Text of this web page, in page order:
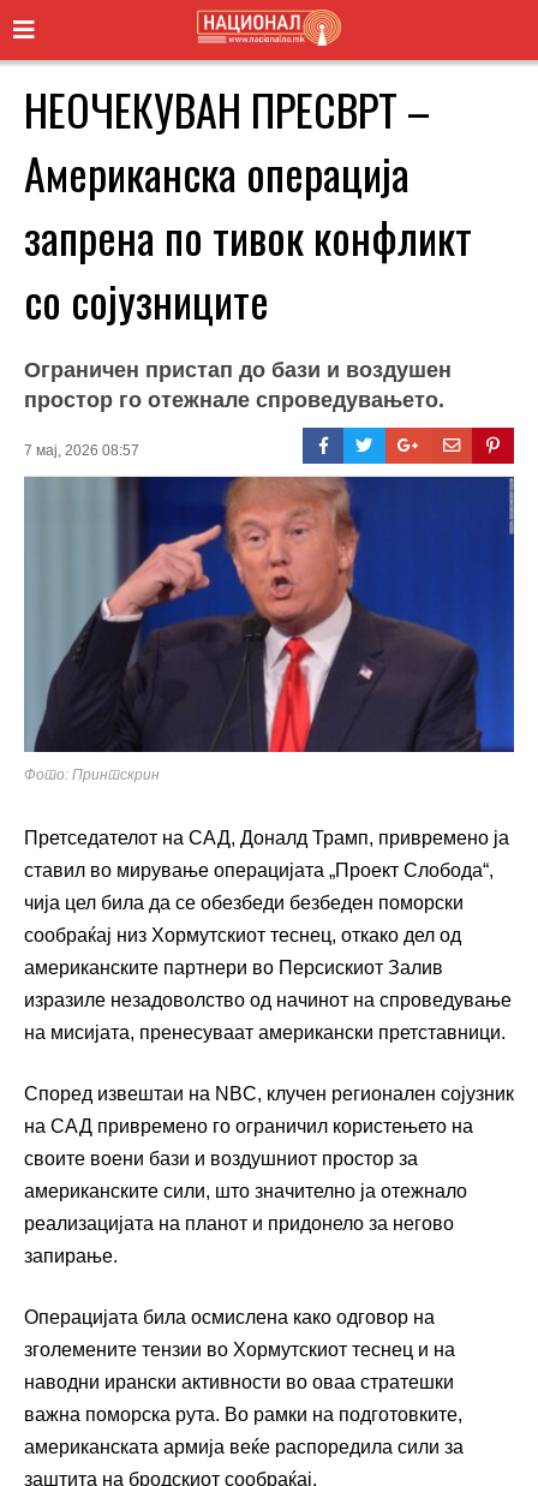
НЕОЧЕКУВАН ПРЕСВРТ –
Американска операција
запрена по тивок конфликт
со сојузниците
Ограничен пристап до бази и воздушен
простор го отежнале спроведувањето.
7 мај, 2026 08:57
Фото: Принтскрин
Претседателот на САД, Доналд Трамп, привремено ја
ставил во мирување операцијата „Проект Слобода“,
чија цел била да се обезбеди безбеден поморски
сообраќај низ Хормутскиот теснец, откако дел од
американските партнери во Персискиот Залив
изразиле незадоволство од начинот на спроведување
на мисијата, пренесуваат американски претставници.
Според извештаи на NBC, клучен регионален сојузник
на САД привремено го ограничил користењето на
своите воени бази и воздушниот простор за
американските сили, што значително ја отежнало
реализацијата на планот и придонело за негово
запирање.
Операцијата била осмислена како одговор на
зголемените тензии во Хормутскиот теснец и на
наводни ирански активности во оваа стратешки
важна поморска рута. Во рамки на подготовките,
американската армија веќе распоредила сили за
заштита на бродскиот сообраќај.